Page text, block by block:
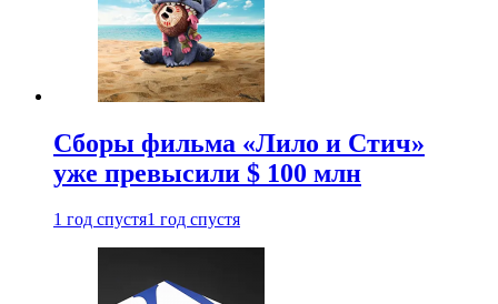
Сборы фильма «Лило и Стич»
уже превысили $ 100 млн
1 год спустя1 год спустя